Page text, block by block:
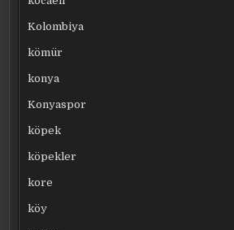
Kolombiya
kömür
konya
Konyaspor
köpek
köpekler
kore
köy